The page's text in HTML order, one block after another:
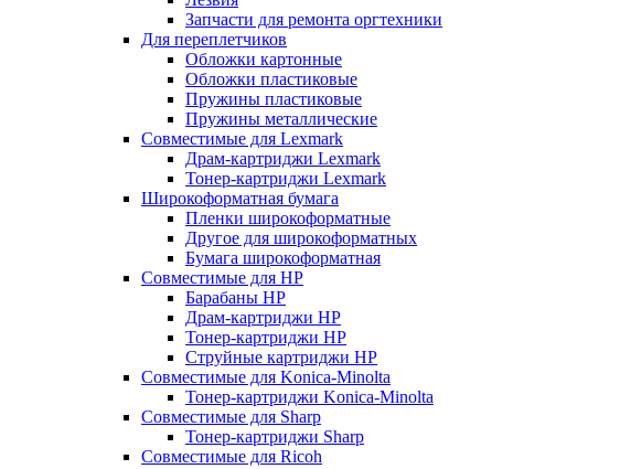
Запчасти для ремонта оргтехники
Для переплетчиков
Обложки картонные
Обложки пластиковые
Пружины пластиковые
Пружины металлические
Совместимые для Lexmark
Драм-картриджи Lexmark
Тонер-картриджи Lexmark
Широкоформатная бумага
Пленки широкоформатные
Другое для широкоформатных
Бумага широкоформатная
Совместимые для HP
Барабаны HP
Драм-картриджи HP
Тонер-картриджи HP
Струйные картриджи HP
Совместимые для Konica-Minolta
Тонер-картриджи Konica-Minolta
Совместимые для Sharp
Тонер-картриджи Sharp
Совместимые для Ricoh